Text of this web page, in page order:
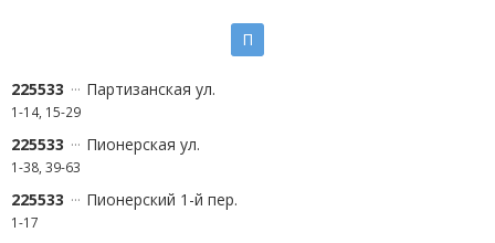
П
225533 Партизанская ул.
1-14, 15-29
225533 Пионерская ул.
1-38, 39-63
225533 Пионерский 1-й пер.
1-17